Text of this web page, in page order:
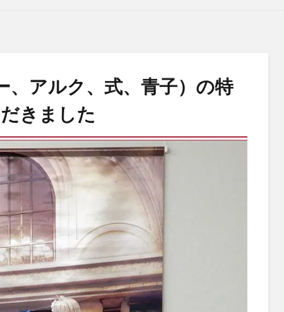
、アルク、式、青子）の特
きました